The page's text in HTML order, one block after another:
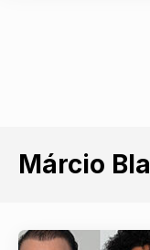
Márcio